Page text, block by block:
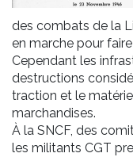
des combats de la
en marche pour
Cependant les
destructions
traction et le
marchandises.
À la SNCF, des
les militants CGT